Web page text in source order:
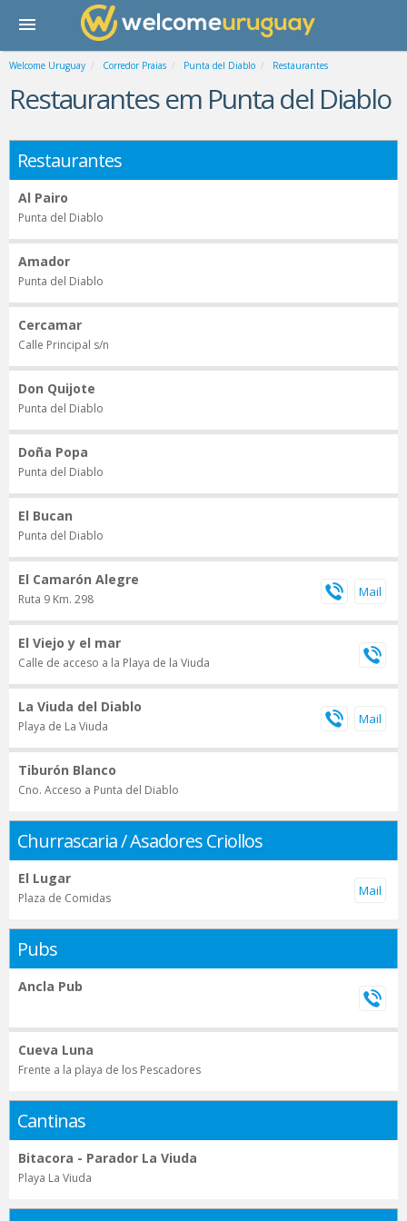
Welcome Uruguay Corredor Praias Punta del Diablo Restaurantes
Restaurantes em Punta del Diablo
Restaurantes
Al Pairo
Punta del Diablo
Amador
Punta del Diablo
Cercamar
Calle Principal s/n
Don Quijote
Punta del Diablo
Doña Popa
Punta del Diablo
El Bucan
Punta del Diablo
El Camarón Alegre
Ruta 9 Km. 298
El Viejo y el mar
Calle de acceso a la Playa de la Viuda
La Viuda del Diablo
Playa de La Viuda
Tiburón Blanco
Cno. Acceso a Punta del Diablo
Churrascaria / Asadores Criollos
El Lugar
Plaza de Comidas
Pubs
Ancla Pub
Cueva Luna
Frente a la playa de los Pescadores
Cantinas
Bitacora - Parador La Viuda
Playa La Viuda